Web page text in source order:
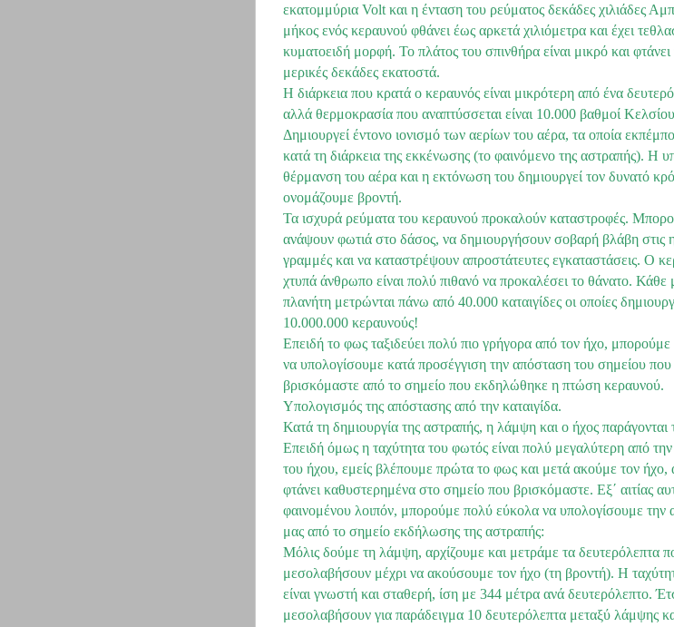
εκατομμύρια Volt και η ένταση του ρεύματος δεκάδες χιλιάδες
μήκος ενός κεραυνού φθάνει έως αρκετά χιλιόμετρα και έχει
κυματοειδή μορφή. Το πλάτος του σπινθήρα είναι μικρό και
μερικές δεκάδες εκατοστά.
Η διάρκεια που κρατά ο κεραυνός είναι μικρότερη από ένα
αλλά θερμοκρασία που αναπτύσσεται είναι 10.000 βαθμοί
Δημιουργεί έντονο ιονισμό των αερίων του αέρα, τα οποία
κατά τη διάρκεια της εκκένωσης (το φαινόμενο της αστραπής). Η
θέρμανση του αέρα και η εκτόνωση του δημιουργεί τον δυνατό
ονομάζουμε βροντή.
Τα ισχυρά ρεύματα του κεραυνού προκαλούν καταστροφές.
ανάψουν φωτιά στο δάσος, να δημιουργήσουν σοβαρή βλάβη στις
γραμμές και να καταστρέψουν απροστάτευτες εγκαταστάσεις. Ο
χτυπά άνθρωπο είναι πολύ πιθανό να προκαλέσει το θάνατο. Κάθε
πλανήτη μετρώνται πάνω από 40.000 καταιγίδες οι οποίες
10.000.000 κεραυνούς!
Επειδή το φως ταξιδεύει πολύ πιο γρήγορα από τον ήχο, μπορούμε
να υπολογίσουμε κατά προσέγγιση την απόσταση του σημείου που
βρισκόμαστε από το σημείο που εκδηλώθηκε η πτώση κεραυνού.
Υπολογισμός της απόστασης από την καταιγίδα.
Κατά τη δημιουργία της αστραπής, η λάμψη και ο ήχος παράγονται
Επειδή όμως η ταχύτητα του φωτός είναι πολύ μεγαλύτερη από την
του ήχου, εμείς βλέπουμε πρώτα το φως και μετά ακούμε τον ήχο,
φτάνει καθυστερημένα στο σημείο που βρισκόμαστε. Εξ΄ αιτίας
φαινομένου λοιπόν, μπορούμε πολύ εύκολα να υπολογίσουμε την
μας από το σημείο εκδήλωσης της αστραπής:
Μόλις δούμε τη λάμψη, αρχίζουμε και μετράμε τα δευτερόλεπτα
μεσολαβήσουν μέχρι να ακούσουμε τον ήχο (τη βροντή). Η
είναι γνωστή και σταθερή, ίση με 344 μέτρα ανά δευτερόλεπτο.
μεσολαβήσουν για παράδειγμα 10 δευτερόλεπτα μεταξύ λάμψης